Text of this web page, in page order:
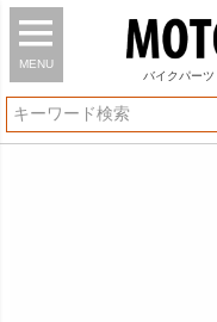
MENU
バイク パーツ